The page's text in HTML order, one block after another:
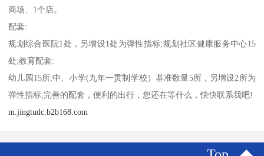
商场、1个店。
配套:
规划综合医院1处，另增设1处为弹性指标;规划社区健康服务中心15
处;教育配套:
幼儿园15所;中、小学(九年一贯制学校）基准数量5所，另增设2所为
弹性指标;完善的配套，便利的出行，您还在等什么，快快联系我吧!
m.jingtudc.b2b168.com